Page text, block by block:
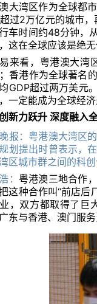
大湾区作为全球都
过2万亿元的城市
车时间约48分钟，
这在全球应该是绝
来看，粤港澳大湾
香港作为全球著名
GDP超过两万美元
一定能成为全球经
新力跃升 深度融入
报：粤港澳大湾区
划提出时曾表示，
区城市群之间的科
： 粤港澳三地合作
这种合作叫“前店后
，双方都取得了巨
东与香港、澳门服